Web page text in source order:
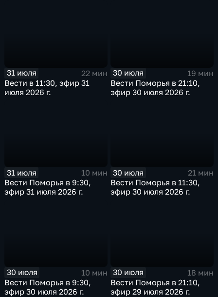
31 июля
22 мин
Вести в 11:30, эфир 31
июля 2026 г.
30 июля
19 мин
Вести Поморья в 21:10,
эфир 30 июля 2026 г.
31 июля
10 мин
Вести Поморья в 9:30,
эфир 31 июля 2026 г.
30 июля
21 мин
Вести Поморья в 11:30,
эфир 30 июля 2026 г.
30 июля
10 мин
Вести Поморья в 9:30,
эфир 30 июля 2026 г.
30 июля
18 мин
Вести Поморья в 21:10,
эфир 29 июля 2026 г.